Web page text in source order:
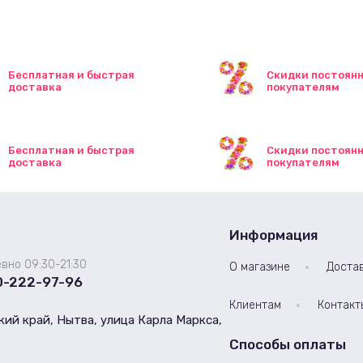
Бесплатная и быстрая
доставка
Скидки
покупателям
Бесплатная и быстрая
доставка
Скидки
покупателям
09:30-21:30
222-97-96
край, Нытва, улица Карла Маркса,
Информация
О магазине
Клиентам
Способы оплаты